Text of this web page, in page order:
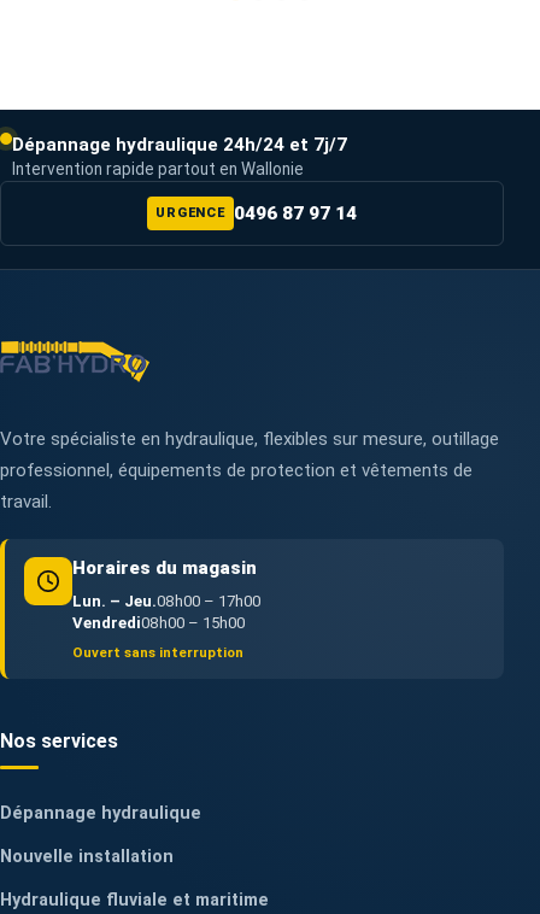
Dépannage hydraulique 24h/24 et 7j/7
Intervention rapide partout en Wallonie
URGENCE 0496 87 97 14
Votre spécialiste en hydraulique, flexibles sur mesure, outillage
professionnel, équipements de protection et vêtements de
travail.
Horaires du magasin
Lun. – Jeu.08h00 – 17h00
Vendredi08h00 – 15h00
Ouvert sans interruption
Nos services
Dépannage hydraulique
Nouvelle installation
Hydraulique fluviale et maritime